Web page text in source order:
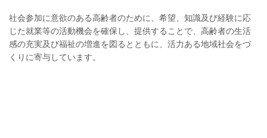
社会参加に意欲のある高齢者のために、希望、知識及び経験に応
じた就業等の活動機会を確保し、提供することで、高齢者の生活
感の充実及び福祉の増進を図るとともに、活力ある地域社会をづ
くりに寄与しています。